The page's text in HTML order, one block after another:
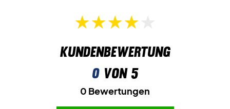
Kundenbewertung
0von 5
0 Bewertungen